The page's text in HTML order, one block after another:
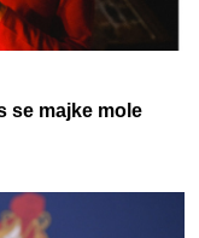
se majke mole